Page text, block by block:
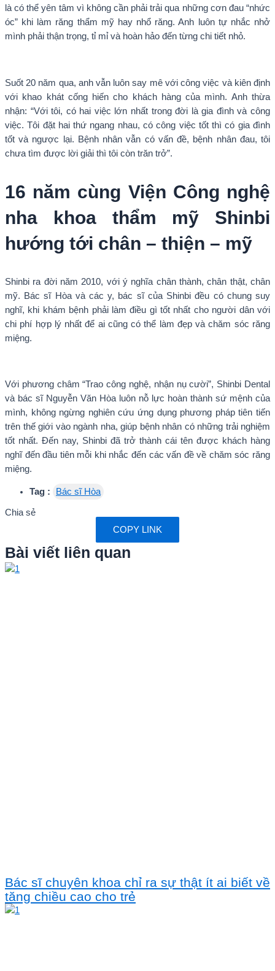
là có thể yên tâm vì không cần phải trải qua những cơn đau “nhức
óc” khi làm răng thẩm mỹ hay nhổ răng. Anh luôn tự nhắc nhở
mình phải thận trọng, tỉ mỉ và hoàn hảo đến từng chi tiết nhỏ.
Suốt 20 năm qua, anh vẫn luôn say mê với công việc và kiên định
với khao khát cống hiến cho khách hàng của mình. Anh thừa
nhận: “Với tôi, có hai việc lớn nhất trong đời là gia đình và công
việc. Tôi đặt hai thứ ngang nhau, có công việc tốt thì có gia đình
tốt và ngược lại. Bệnh nhân vẫn có vấn đề, bệnh nhân đau, tôi
chưa tìm được lời giải thì tôi còn trăn trở”.
16 năm cùng Viện Công nghệ
nha khoa thẩm mỹ Shinbi
hướng tới chân – thiện – mỹ
Shinbi ra đời năm 2010, với ý nghĩa chân thành, chân thật, chân
mỹ. Bác sĩ Hòa và các y, bác sĩ của Shinbi đều có chung suy
nghĩ, khi khám bệnh phải làm điều gì tốt nhất cho người dân với
chi phí hợp lý nhất để ai cũng có thể làm đẹp và chăm sóc răng
miệng.
Với phương châm “Trao công nghệ, nhận nụ cười”, Shinbi Dental
và bác sĩ Nguyễn Văn Hòa luôn nỗ lực hoàn thành sứ mệnh của
mình, không ngừng nghiên cứu ứng dụng phương pháp tiên tiến
trên thế giới vào ngành nha, giúp bệnh nhân có những trải nghiệm
tốt nhất. Đến nay, Shinbi đã trở thành cái tên được khách hàng
nghĩ đến đầu tiên mỗi khi nhắc đến các vấn đề về chăm sóc răng
miệng.
Tag : Bác sĩ Hòa
Chia sẻ
COPY LINK
Bài viết liên quan
Bác sĩ chuyên khoa chỉ ra sự thật ít ai biết về
tăng chiều cao cho trẻ